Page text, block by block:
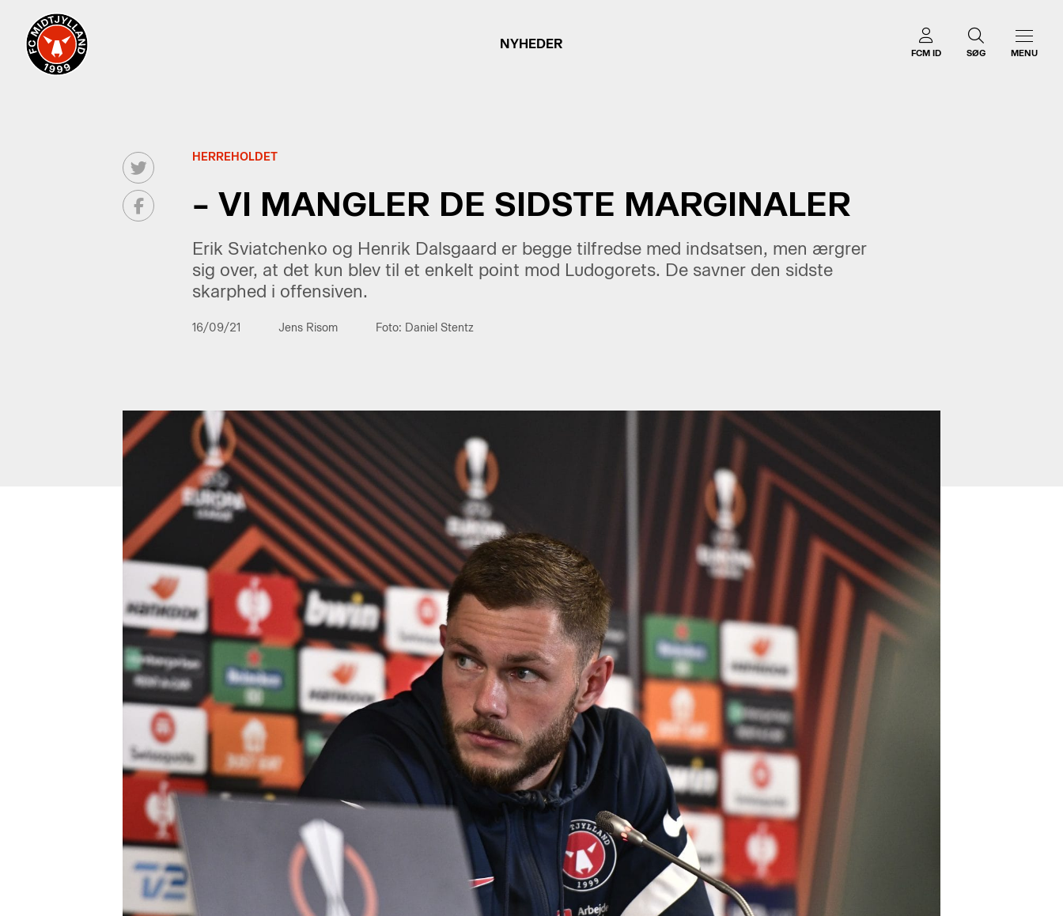
NYHEDER
FCM ID SØG MENU
HERREHOLDET
– VI MANGLER DE SIDSTE MARGINALER
Erik Sviatchenko og Henrik Dalsgaard er begge tilfredse med indsatsen, men ærgrer
sig over, at det kun blev til et enkelt point mod Ludogorets. De savner den sidste
skarphed i offensiven.
16/09/21 Jens Risom Foto: Daniel Stentz